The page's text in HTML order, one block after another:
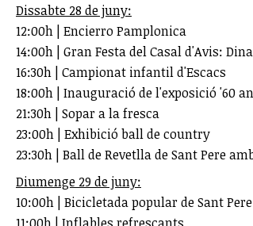
Dissabte 28 de juny:
12:00h | Encierro Pamplonica
14:00h | Gran Festa del Casal d'Avis:
16:30h | Campionat infantil d'Escacs
18:00h | Inauguració de l'exposició '60
21:30h | Sopar a la fresca
23:00h | Exhibició ball de country
23:30h | Ball de Revetlla de Sant Pere
Diumenge 29 de juny:
10:00h | Bicicletada popular de Sant Pere